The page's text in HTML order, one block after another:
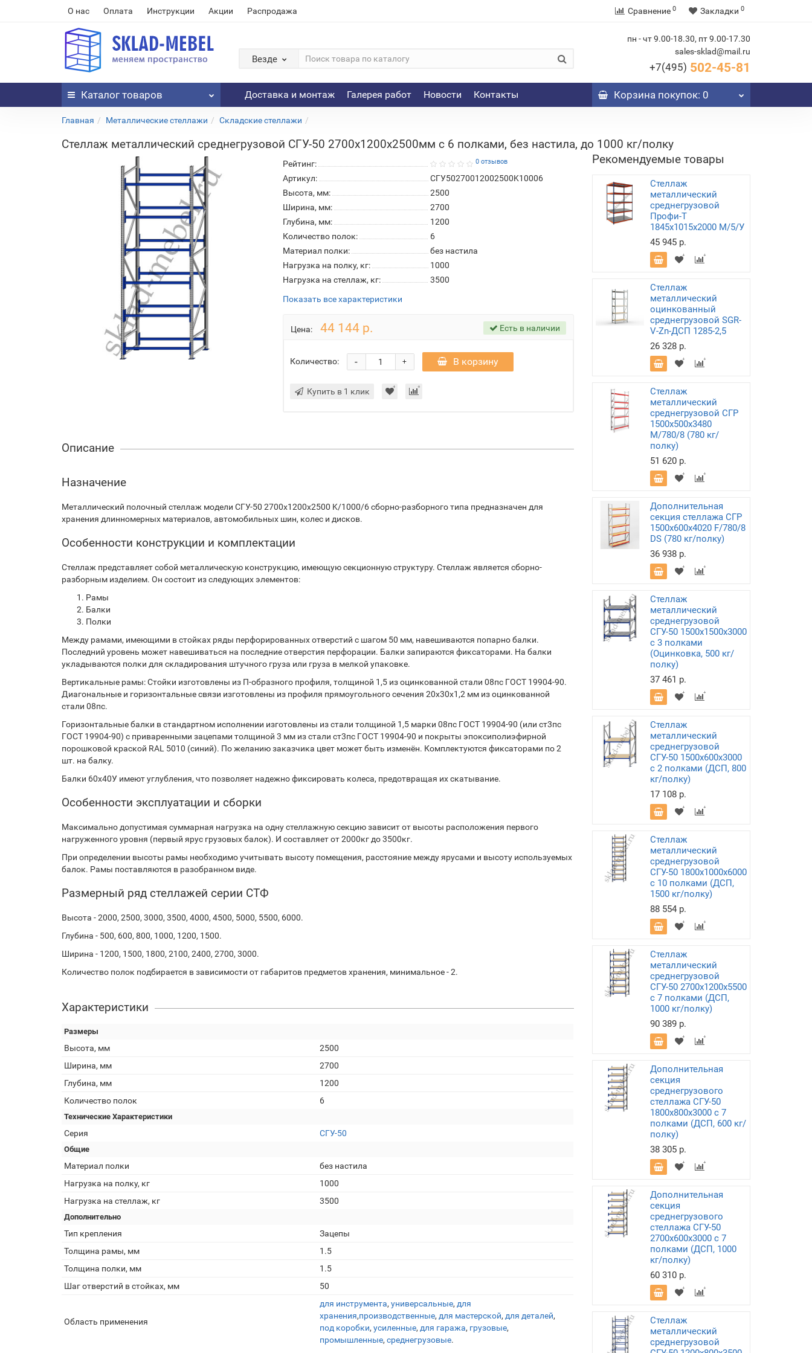
О нас Оплата Инструкции Акции Распродажа Сравнение 0 Закладки 0
Везде
пн - чт 9.00-18.30, пт 9.00-17.30
sales-sklad@mail.ru
+7(495) 502-45-81
Каталог товаров Доставка и монтаж Галерея работ Новости Контакты Корзинапокупок: 0
Главная Металлические стеллажи Складские стеллажи
Стеллаж металлический среднегрузовой СГУ-50 2700х1200х2500мм с 6 полками, без настила, до 1000 кг/полку
Рейтинг: 0 отзывов
Артикул:
СГУ50270012002500K10006
Высота, мм:
2500
Ширина, мм:
2700
Глубина, мм:
1200
Количество полок:
6
Материал полки:
без настила
Нагрузка на полку, кг:
1000
Нагрузка на стеллаж, кг:
3500
Показать все характеристики
Цена: 44 144 р. Есть в наличии
Количество: +
- В корзину
Купить в 1 клик
Описание
Назначение
Металлический полочный стеллаж модели СГУ-50 2700х1200х2500 K/1000/6 сборно-разборного типа предназначен для
хранения длинномерных материалов, автомобильных шин, колес и дисков.
Особенности конструкции и комплектации
Стеллаж представляет собой металлическую конструкцию, имеющую секционную структуру. Стеллаж является сборно-
разборным изделием. Он состоит из следующих элементов:
Рамы
Балки
Полки
Между рамами, имеющими в стойках ряды перфорированных отверстий с шагом 50 мм, навешиваются попарно балки.
Последний уровень может навешиваться на последние отверстия перфорации. Балки запираются фиксаторами. На балки
укладываются полки для складирования штучного груза или груза в мелкой упаковке.
Вертикальные рамы: Стойки изготовлены из П-образного профиля, толщиной 1,5 из оцинкованной стали 08пс ГОСТ 19904-90.
Диагональные и горизонтальные связи изготовлены из профиля прямоугольного сечения 20х30х1,2 мм из оцинкованной
стали 08пс.
Горизонтальные балки в стандартном исполнении изготовлены из стали толщиной 1,5 марки 08пс ГОСТ 19904-90 (или ст3пс
ГОСТ 19904-90) с приваренными зацепами толщиной 3 мм из стали ст3пс ГОСТ 19904-90 и покрыты эпоксиполиэфирной
порошковой краской RAL 5010 (синий). По желанию заказчика цвет может быть изменён. Комплектуются фиксаторами по 2
шт. на балку.
Балки 60х40У имеют углубления, что позволяет надежно фиксировать колеса, предотвращая их скатывание.
Особенности эксплуатации и сборки
Максимально допустимая суммарная нагрузка на одну стеллажную секцию зависит от высоты расположения первого
нагруженного уровня (первый ярус грузовых балок). И составляет от 2000кг до 3500кг.
При определении высоты рамы необходимо учитывать высоту помещения, расстояние между ярусами и высоту используемых
балок. Рамы поставляются в разобранном виде.
Размерный ряд стеллажей серии СТФ
Высота - 2000, 2500, 3000, 3500, 4000, 4500, 5000, 5500, 6000.
Глубина - 500, 600, 800, 1000, 1200, 1500.
Ширина - 1200, 1500, 1800, 2100, 2400, 2700, 3000.
Количество полок подбирается в зависимости от габаритов предметов хранения, минимальное - 2.
Характеристики
Размеры
Высота, мм
2500
Ширина, мм
2700
Глубина, мм
1200
Количество полок
6
Технические Характеристики
Серия СГУ-50
Общие
Материал полки
без настила
Нагрузка на полку, кг
1000
Нагрузка на стеллаж, кг
3500
Дополнительно
Тип крепления
Зацепы
Толщина рамы, мм
1.5
Толщина полки, мм
1.5
Шаг отверстий в стойках, мм
50
Область применения
для инструмента, универсальные, для
хранения,производственные, для мастерской, для деталей,
под коробки, усиленные, для гаража, грузовые,
промышленные, среднегрузовые.
Рекомендуемые товары
Стеллаж
металлический
среднегрузовой
Профи-Т
1845х1015х2000 M/5/У
45 945 р.
Стеллаж
металлический
оцинкованный
среднегрузовой SGR-
V-Zn-ДСП 1285-2,5
26 328 р.
Стеллаж
металлический
среднегрузовой СГР
1500х500х3480
M/780/8 (780 кг/
полку)
51 620 р.
Дополнительная
секция стеллажа СГР
1500х600х4020 F/780/8
DS (780 кг/полку)
36 938 р.
Стеллаж
металлический
среднегрузовой
СГУ-50 1500х1500х3000
с 3 полками
(Оцинковка, 500 кг/
полку)
37 461 р.
Стеллаж
металлический
среднегрузовой
СГУ-50 1500х600х3000
с 2 полками (ДСП, 800
кг/полку)
17 108 р.
Стеллаж
металлический
среднегрузовой
СГУ-50 1800х1000х6000
с 10 полками (ДСП,
1500 кг/полку)
88 554 р.
Стеллаж
металлический
среднегрузовой
СГУ-50 2700х1200х5500
с 7 полками (ДСП,
1000 кг/полку)
90 389 р.
Дополнительная
секция
среднегрузового
стеллажа СГУ-50
1800х800х3000 с 7
полками (ДСП, 600 кг/
полку)
38 305 р.
Дополнительная
секция
среднегрузового
стеллажа СГУ-50
2700х600х3000 с 7
полками (ДСП, 1000
кг/полку)
60 310 р.
Стеллаж
металлический
среднегрузовой